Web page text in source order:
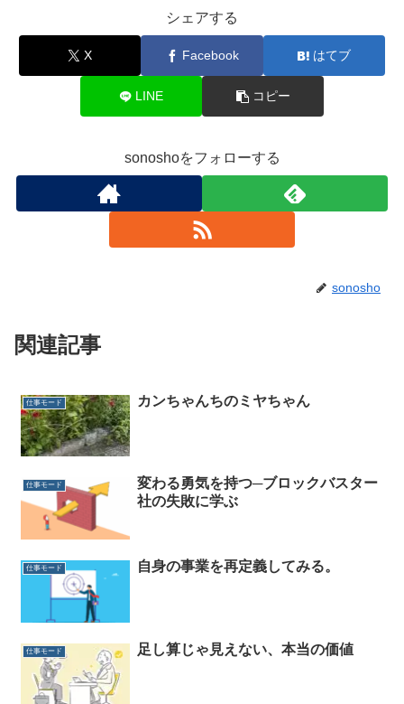
シェアする
X Facebook はてブ
LINE コピー
sonoshoをフォローする
sonosho
関連記事
仕事モード カンちゃんちのミヤちゃん
仕事モード
変わる勇気を持つ─ブロックバスター
社の失敗に学ぶ
仕事モード 自身の事業を再定義してみる。
仕事モード 足し算じゃ見えない、本当の価値